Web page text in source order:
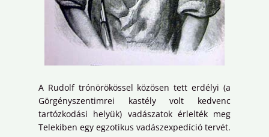
A Rudolf trónörökössel közösen tett erdélyi (a
Görgényszentimrei kastély volt kedvenc
tartózkodási helyük) vadászatok érlelték meg
Telekiben egy egzotikus vadászexpedíció tervét.